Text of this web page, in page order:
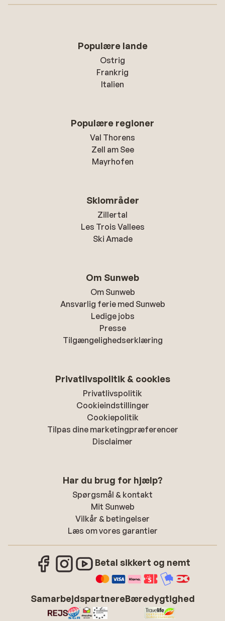
Populære lande
Ostrig
Frankrig
Italien
Populære regioner
Val Thorens
Zell am See
Mayrhofen
Skiområder
Zillertal
Les Trois Vallees
Ski Amade
Om Sunweb
Om Sunweb
Ansvarlig ferie med Sunweb
Ledige jobs
Presse
Tilgængelighedserklæring
Privatlivspolitik & cookies
Privatlivspolitik
Cookieindstillinger
Cookiepolitik
Tilpas dine marketingpræferencer
Disclaimer
Har du brug for hjælp?
Spørgsmål & kontakt
Mit Sunweb
Vilkår & betingelser
Læs om vores garantier
Betal sikkert og nemt
SamarbejdspartnereBæredygtighed